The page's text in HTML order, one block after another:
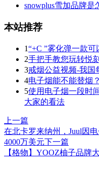
snowplus雪加品牌是
本站推荐
1“+C ”雾化弹一款
2手把手教您玩转悦
3戒烟公益视频-我国
4电子烟能不能替烟
5使用电子烟一段时
大家的看法
上一篇
在北卡罗来纳州，Juul因
4000万美元下一篇
【格物】YOOZ柚子品牌